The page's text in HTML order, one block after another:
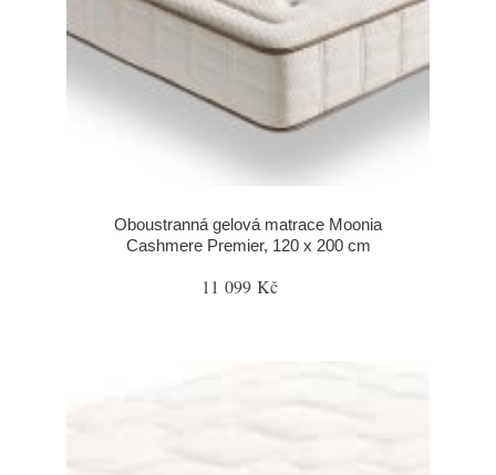
Oboustranná gelová matrace Moonia
Cashmere Premier, 120 x 200 cm
11 099 Kč